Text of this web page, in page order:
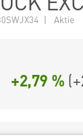
| Aktie
+2,79 % (